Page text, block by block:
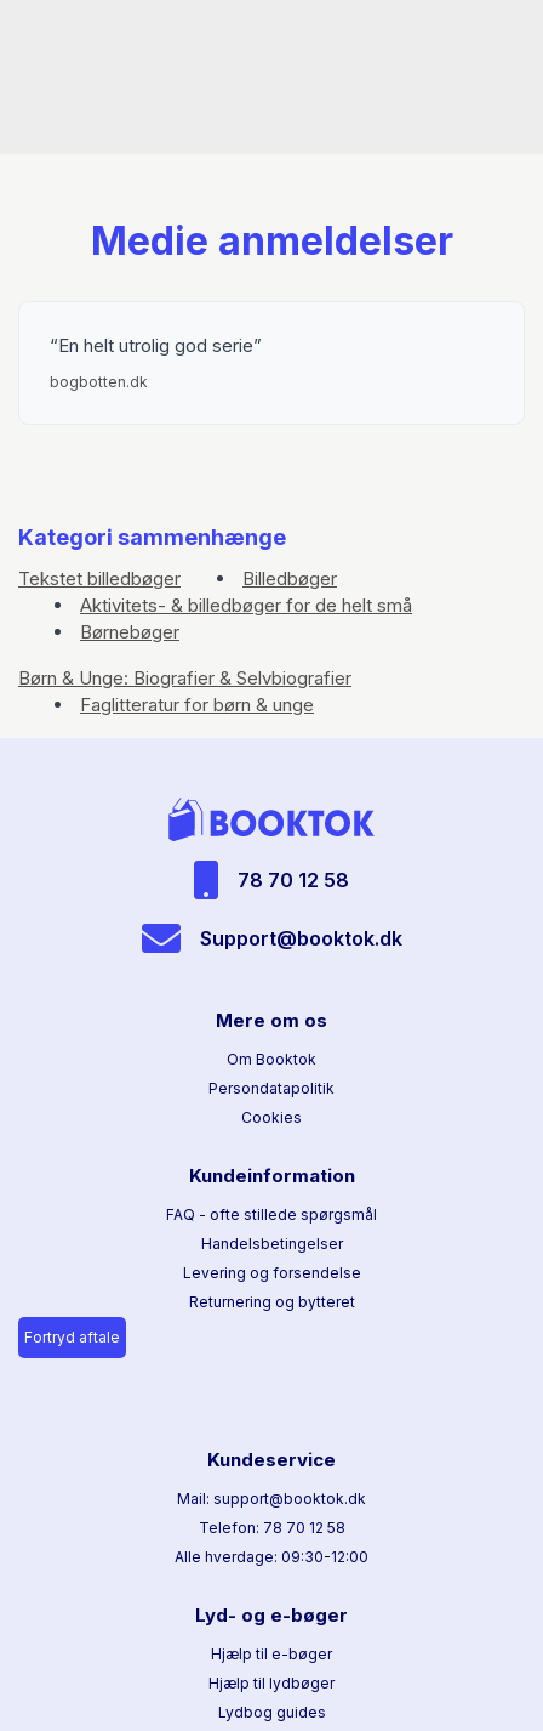
Medie anmeldelser
En helt utrolig god serie
bogbotten.dk
Kategori sammenhænge
Tekstet billedbøger
Billedbøger
Aktivitets- & billedbøger for de helt små
Børnebøger
Børn & Unge: Biografier & Selvbiografier
Faglitteratur for børn & unge
78 70 12 58
Support@booktok.dk
Mere om os
Om Booktok
Persondatapolitik
Cookies
Kundeinformation
FAQ - ofte stillede spørgsmål
Handelsbetingelser
Levering og forsendelse
Returnering og bytteret
Fortryd aftale
Kundeservice
Mail: support@booktok.dk
Telefon: 78 70 12 58
Alle hverdage: 09:30-12:00
Lyd- og e-bøger
Hjælp til e-bøger
Hjælp til lydbøger
Lydbog guides